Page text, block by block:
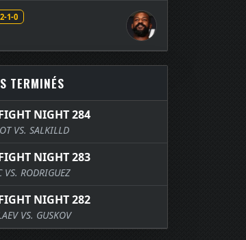
1-0
TERMINÉS
NIGHT 284
VS. SALKILLD
NIGHT 283
VS. RODRIGUEZ
NIGHT 282
VS. GUSKOV